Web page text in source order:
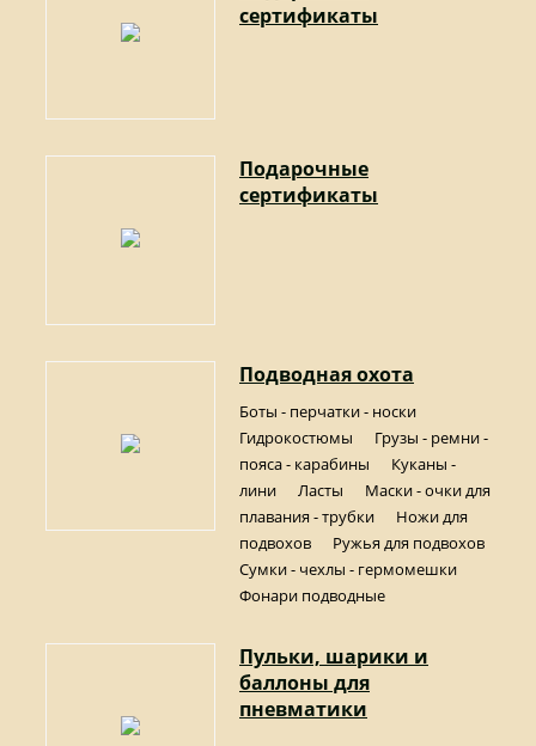
сертификаты
Подарочные
сертификаты
Подводная охота
Боты - перчатки - носки
Гидрокостюмы
Грузы - ремни -
пояса - карабины
Куканы -
лини
Ласты
Маски - очки для
плавания - трубки
Ножи для
подвохов
Ружья для подвохов
Сумки - чехлы - гермомешки
Фонари подводные
Пульки, шарики и
баллоны для
пневматики